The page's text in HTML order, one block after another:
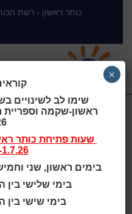
כותר ראשון - רשת
שימו לב לשינויים
ראשון-שקמה וספריית
שעות פתיחת כותר
בימים ראשון, שני וחמישי בין
בימי שלישי בין השעות
בימי שישי בין השעות
×